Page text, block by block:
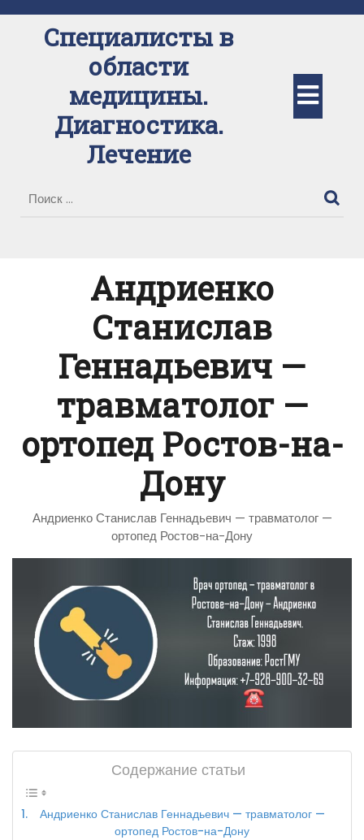
содержимомуСпециалисты в
области
медицины.
Диагностика.
Лечение
Андриенко
Станислав
Геннадьевич —
травматолог —
ортопед Ростов-на-
Дону
Андриенко Станислав Геннадьевич — травматолог —
ортопед Ростов-на-Дону
Содержание статьи
Андриенко Станислав Геннадьевич — травматолог —
ортопед Ростов-на-Дону